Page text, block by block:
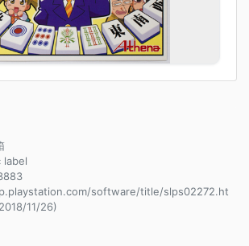
label
software/title/slps02272.ht
11/26)